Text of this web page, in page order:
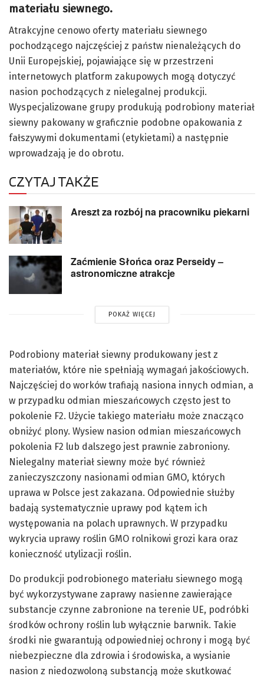
materiału siewnego.
Atrakcyjne cenowo oferty materiału siewnego
pochodzącego najczęściej z państw nienależących do
Unii Europejskiej, pojawiające się w przestrzeni
internetowych platform zakupowych mogą dotyczyć
nasion pochodzących z nielegalnej produkcji.
Wyspecjalizowane grupy produkują podrobiony materiał
siewny pakowany w graficznie podobne opakowania z
fałszywymi dokumentami (etykietami) a następnie
wprowadzają je do obrotu.
CZYTAJ TAKŻE
Areszt za rozbój na pracowniku piekarni
Zaćmienie Słońca oraz Perseidy –
astronomiczne atrakcje
POKAŻ WIĘCEJ
Podrobiony materiał siewny produkowany jest z
materiałów, które nie spełniają wymagań jakościowych.
Najczęściej do worków trafiają nasiona innych odmian, a
w przypadku odmian mieszańcowych często jest to
pokolenie F2. Użycie takiego materiału może znacząco
obniżyć plony. Wysiew nasion odmian mieszańcowych
pokolenia F2 lub dalszego jest prawnie zabroniony.
Nielegalny materiał siewny może być również
zanieczyszczony nasionami odmian GMO, których
uprawa w Polsce jest zakazana. Odpowiednie służby
badają systematycznie uprawy pod kątem ich
występowania na polach uprawnych. W przypadku
wykrycia uprawy roślin GMO rolnikowi grozi kara oraz
konieczność utylizacji roślin.
Do produkcji podrobionego materiału siewnego mogą
być wykorzystywane zaprawy nasienne zawierające
substancje czynne zabronione na terenie UE, podróbki
środków ochrony roślin lub wyłącznie barwnik. Takie
środki nie gwarantują odpowiedniej ochrony i mogą być
niebezpieczne dla zdrowia i środowiska, a wysianie
nasion z niedozwoloną substancją może skutkować